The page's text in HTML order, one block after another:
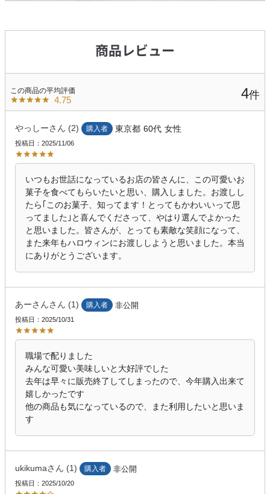
4.75 4
やっしー 2 購入者 東京都 60代 女性
投稿日 2025/11/06
いつもお世話になっているお店の皆さんに、この可愛いお
菓子を食べてもらいたいと思い、購入しました。お渡しし
たら｢このお菓子、知ってます！とってもかわいいって思
ってました｣と喜んでくださって、やはり選んでよかった
と思いました。皆さんが、とっても素敵な笑顔になって、
また来年もハロウィンにお渡ししようと思いました。本当
にありがとうございます。
あーさん 1 購入者 非公開
投稿日 2025/10/31
職場で配りました
みんな可愛い美味しいと大好評でした
去年は早々に販売終了してしまったので、今年購入出来て
嬉しかったです
他の商品も気になっているので、また利用したいと思いま
す
ukikuma 1 購入者 非公開
投稿日 2025/10/20